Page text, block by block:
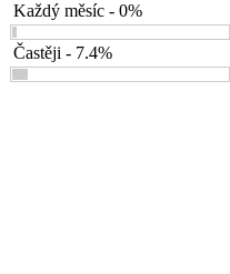
Každý měsíc - 0%
Častěji - 7.4%